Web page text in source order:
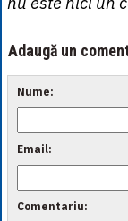
Adaugă un
Nume:
Email:
Comentariu: